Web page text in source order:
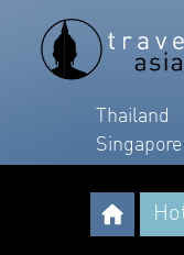
Thailand
Singapore